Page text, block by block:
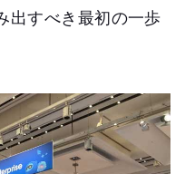
出すべき最初の一歩